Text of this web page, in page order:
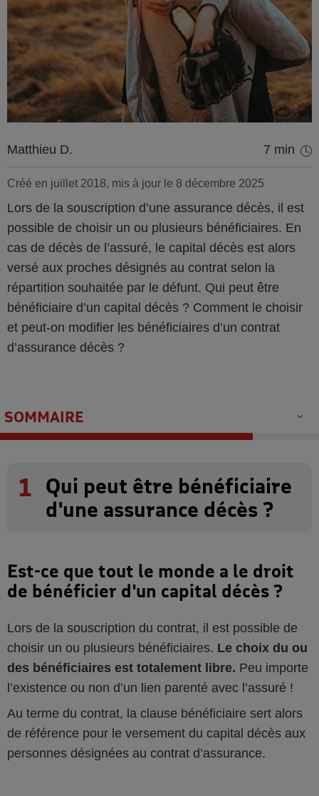
Matthieu D. 7 min
Créé en juillet 2018, mis à jour le 8 décembre 2025
Lors de la souscription d’une assurance décès, il est
possible de choisir un ou plusieurs bénéficiaires. En
cas de décès de l’assuré, le capital décès est alors
versé aux proches désignés au contrat selon la
répartition souhaitée par le défunt. Qui peut être
bénéficiaire d’un capital décès ? Comment le choisir
et peut-on modifier les bénéficiaires d’un contrat
d’assurance décès ?
SOMMAIRE
1
Qui peut être bénéficiaire
d'une assurance décès ?
Est-ce que tout le monde a le droit
de bénéficier d'un capital décès ?
Lors de la souscription du contrat, il est possible de
choisir un ou plusieurs bénéficiaires. Le choix du ou
des bénéficiaires est totalement libre. Peu importe
l’existence ou non d’un lien parenté avec l’assuré !
Au terme du contrat, la clause bénéficiaire sert alors
de référence pour le versement du capital décès aux
personnes désignées au contrat d’assurance.